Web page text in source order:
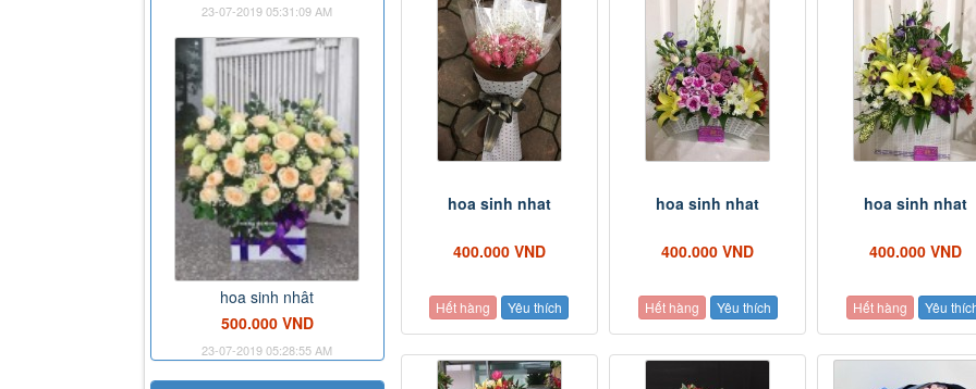
hoa sinh nhat
400.000 VND
Hết hàng Yêu thích
hoa sinh nhat
400.000 VND
Hết hàng Yêu thích
hoa sinh nhat
400.000 VND
Hết hàng Yêu
23-07-2019 05:31:09 AM
hoa sinh nhât
500.000 VND
23-07-2019 05:28:55 AM